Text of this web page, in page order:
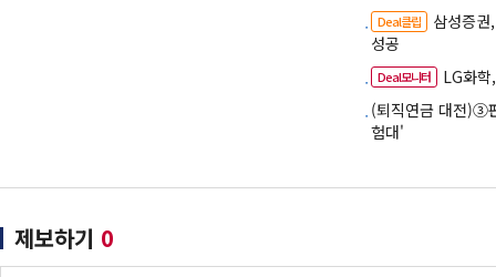
Deal클립
삼성증
성공
Deal모니터
LG화
(퇴직연금 대전)③
험대'
제보하기 0